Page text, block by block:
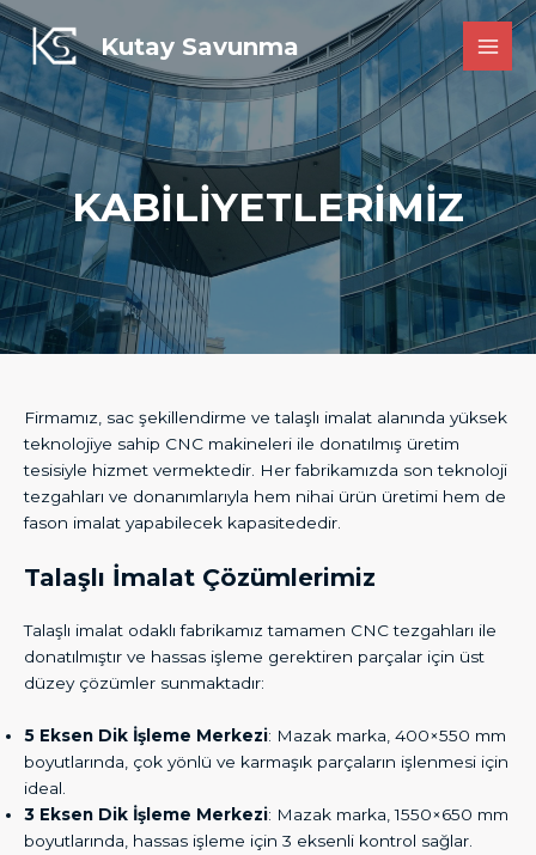
İçeriğe
atla
Kutay Savunma
KABİLİYETLERİMİZ
Firmamız, sac şekillendirme ve talaşlı imalat alanında yüksek
teknolojiye sahip CNC makineleri ile donatılmış üretim
tesisiyle hizmet vermektedir. Her fabrikamızda son teknoloji
tezgahları ve donanımlarıyla hem nihai ürün üretimi hem de
fason imalat yapabilecek kapasitededir.
Talaşlı İmalat Çözümlerimiz
Talaşlı imalat odaklı fabrikamız tamamen CNC tezgahları ile
donatılmıştır ve hassas işleme gerektiren parçalar için üst
düzey çözümler sunmaktadır:
5 Eksen Dik İşleme Merkezi: Mazak marka, 400×550 mm
boyutlarında, çok yönlü ve karmaşık parçaların işlenmesi için
ideal.
3 Eksen Dik İşleme Merkezi: Mazak marka, 1550×650 mm
boyutlarında, hassas işleme için 3 eksenli kontrol sağlar.